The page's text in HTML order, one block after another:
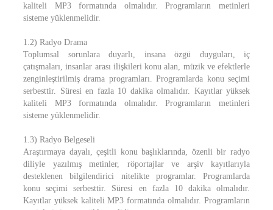
kaliteli MP3 formatında olmalıdır. Programların metinleri
sisteme yüklenmelidir.
1.2) Radyo Drama
Toplumsal sorunlara duyarlı, insana özgü duyguları, iç
çatışmaları, insanlar arası ilişkileri konu alan, müzik ve efektlerle
zenginleştirilmiş drama programları. Programlarda konu seçimi
serbesttir. Süresi en fazla 10 dakika olmalıdır. Kayıtlar yüksek
kaliteli MP3 formatında olmalıdır. Programların metinleri
sisteme yüklenmelidir.
1.3) Radyo Belgeseli
Araştırmaya dayalı, çeşitli konu başlıklarında, özenli bir radyo
diliyle yazılmış metinler, röportajlar ve arşiv kayıtlarıyla
desteklenen bilgilendirici nitelikte programlar. Programlarda
konu seçimi serbesttir. Süresi en fazla 10 dakika olmalıdır.
Kayıtlar yüksek kaliteli MP3 formatında olmalıdır. Programların